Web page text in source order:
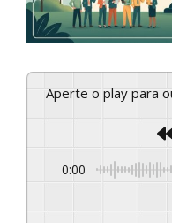
Aperte o play para
0:00